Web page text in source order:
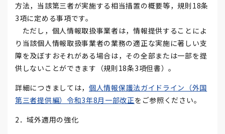
方法，当該第三者が実施する相当措置の概要等，規則18条
3項に定める事項です。
ただし，個人情報取扱事業者は，情報提供することによ
り当該個人情報取扱事業者の業務の適正な実施に著しい支
障を及ぼすおそれがある場合は，その全部または一部を提
供しないことができます（規則18条3項但書）。
詳細につきましては， 個人情報保護法ガイドライン（外国
第三者提供編）令和3年8月一部改正をご参照ください。
2．域外適用の強化